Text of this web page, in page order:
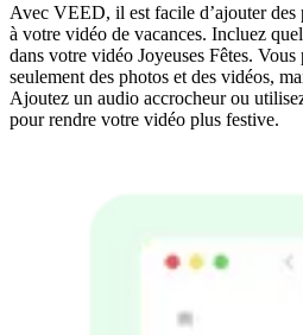
Avec VEED, il est facile d’ajouter des
à votre vidéo de vacances. Incluez
dans votre vidéo Joyeuses Fêtes.
seulement des photos et des vidéos,
Ajoutez un audio accrocheur ou
pour rendre votre vidéo plus festive.